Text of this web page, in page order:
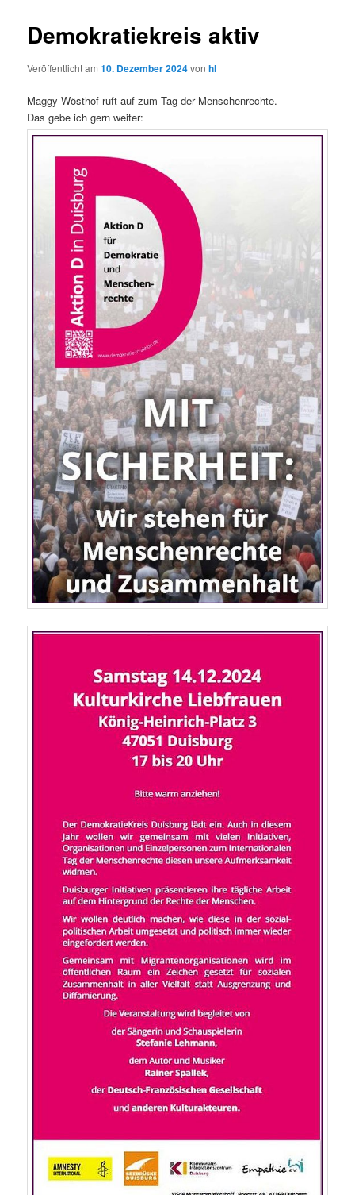
Demokratiekreis aktiv
Veröffentlicht am10. Dezember 2024vonhl
Maggy Wösthof ruft auf zum Tag der Menschenrechte.
Das gebe ich gern weiter: